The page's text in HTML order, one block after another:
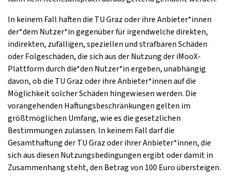
In keinem Fall haften die TU Graz oder ihre Anbieter*innen
der*dem Nutzer*in gegenüber für irgendwelche direkten,
indirekten, zufälligen, speziellen und strafbaren Schäden
oder Folgeschäden, die sich aus der Nutzung der iMooX-
Plattform durch die*den Nutzer*in ergeben, unabhängig
davon, ob die TU Graz oder ihre Anbieter*innen auf die
Möglichkeit solcher Schäden hingewiesen werden. Die
vorangehenden Haftungsbeschränkungen gelten im
größtmöglichen Umfang, wie es die gesetzlichen
Bestimmungen zulassen. In keinem Fall darf die
Gesamthaftung der TU Graz oder ihrer Anbieter*innen, die
sich aus diesen Nutzungsbedingungen ergibt oder damit in
Zusammenhang steht, den Betrag von 100 Euro übersteigen.